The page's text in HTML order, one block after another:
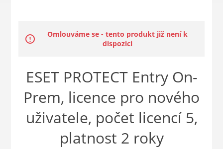
Omlouváme se - tento produkt již není k
dispozici
ESET PROTECT Entry On-
Prem, licence pro nového
uživatele, počet licencí 5,
platnost 2 roky